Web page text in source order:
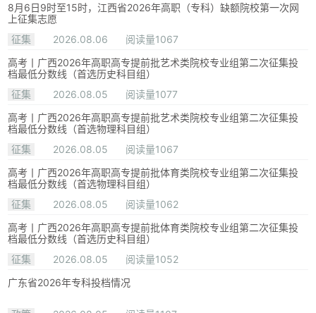
8月6日9时至15时，江西省2026年高职（专科）缺额院校第一次网
上征集志愿
征集
2026.08.06
阅读量1067
高考丨广西2026年高职高专提前批艺术类院校专业组第二次征集投
档最低分数线（首选历史科目组）
征集
2026.08.05
阅读量1077
高考丨广西2026年高职高专提前批艺术类院校专业组第二次征集投
档最低分数线（首选物理科目组）
征集
2026.08.05
阅读量1067
高考丨广西2026年高职高专提前批体育类院校专业组第二次征集投
档最低分数线（首选物理科目组）
征集
2026.08.05
阅读量1062
高考丨广西2026年高职高专提前批体育类院校专业组第二次征集投
档最低分数线（首选历史科目组）
征集
2026.08.05
阅读量1052
广东省2026年专科投档情况